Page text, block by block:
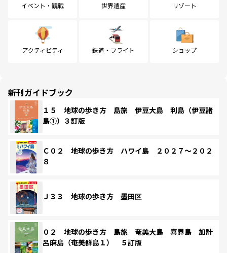
イベント・観戦 世界遺産 リゾート
アクティビティ 鉄道・フライト ショップ
新刊ガイドブック
１５ 地球の歩き方 島旅 伊豆大島 利島（伊豆諸
島①）３訂版
Ｃ０２ 地球の歩き方 ハワイ島 ２０２７～２０２
８
Ｊ３３ 地球の歩き方 墨田区
０２ 地球の歩き方 島旅 奄美大島 喜界島 加計
呂麻島（奄美群島１） ５訂版